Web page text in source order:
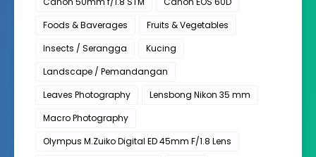
Foods & Baverages
Fruits & Vegetables
Insects / Serangga
Kucing
Landscape / Pemandangan
Leaves Photography
Lensbong Nikon 35 mm
Macro Photography
Olympus M.Zuiko Digital ED 45mm F/1.8 Lens